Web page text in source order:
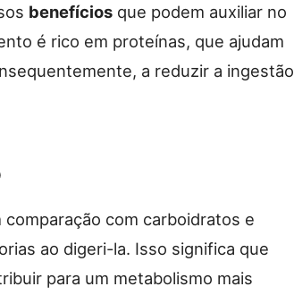
benefícios que podem auxiliar no
é rico em proteínas, que ajudam
a reduzir a ingestão
com carboidratos e
ao digeri-la. Isso significa que
para um metabolismo mais